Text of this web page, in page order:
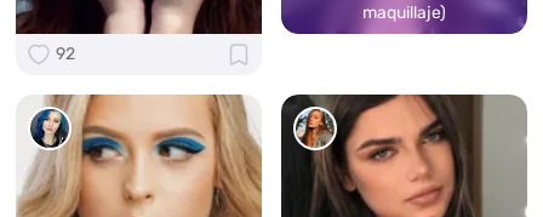
92
maquillaje)